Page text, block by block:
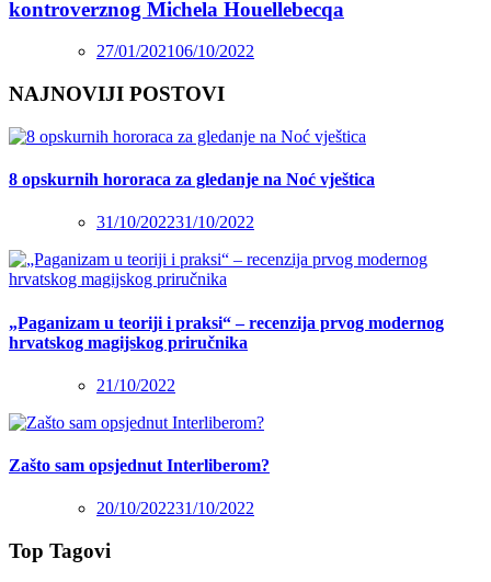
kontroverznog Michela Houellebecqa
27/01/202106/10/2022
NAJNOVIJI POSTOVI
8 opskurnih hororaca za gledanje na Noć vještica
31/10/202231/10/2022
„Paganizam u teoriji i praksi“ – recenzija prvog modernog
hrvatskog magijskog priručnika
21/10/2022
Zašto sam opsjednut Interliberom?
20/10/202231/10/2022
Top Tagovi